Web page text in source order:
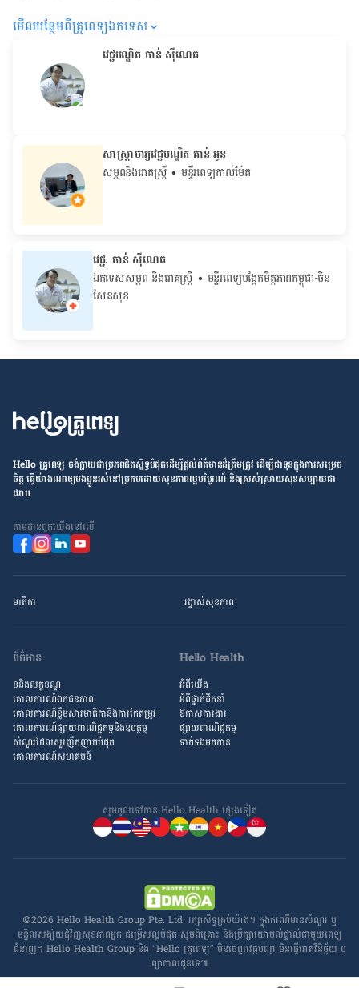
មើល​បន្ថែម​ពី​គ្រូពេទ្យ​ឯកទេស
វេជ្ជបណ្ឌិត ចាន់ ស៊ីណេត
សាស្ត្រាចារ្យវេជ្ជបណ្ឌិត គាន់ អូន
សម្ភពនិងរោគស្រ្តី • មន្ទីរពេទ្យកាល់ម៉ែត
វេជ្ជ. ចាន់ ស៊ីណេត
ឯកទេសសម្ភព និងរោគស្ត្រី • ម​ន្ទីរពេទ្យបង្អែកមិត្តភាពកម្ពុជា-ចិន
សែនសុខ
Hello គ្រូពេទ្យ ​ចង់​ក្លាយ​ជា​ប្រភព​ជិតស្និទ្ធបំផុតដើម្បី​ផ្ដល់​ព័ត៌មាន​ដ៏​ត្រឹមត្រូវ​ ដើម្បី​ជា​ទុន​ក្នុង​ការ​សម្រេច​
ចិត្ត ធ្វើ​យ៉ាង​ណា​ឲ្យ​បងប្អូន​រស់នៅ​ប្រកប​ដោយ​សុខភាព​ល្អ​បរិបូរណ៍ និង​ស្រស់ស្រាយ​សុខសប្បាយ​ជា​
ដរាប
តាម​ដាន​ពួក​យើង​នៅ​លើ
មាតិកា រង្វាស់​សុខភាព
ព័ត៌មាន
ខនិងលក្ខខណ្ឌ
គោលការណ៍ឯកជនភាព
គោលការណ៍​ខ្លឹម​សារ​មាតិកា​និង​ការ​កែតម្រូវ
គោលការណ៍ផ្សាយពាណិជ្ជកម្មនិងឧបត្ថម្ភ
សំណួរ​ដែល​សួរ​ញឹកញាប់​បំផុត
គោលការណ៍​សហគមន៍
Hello Health
អំពីយើង
អំពី​ថ្នាក់ដឹកនាំ
ឱកាស​ការងារ
ផ្សាយពាណិជ្ជកម្ម
ទាក់ទងមកកាន់
សូមចូល​ទៅកាន់ Hello Health ផ្សេង​ទៀត
©2026 Hello Health Group Pte. Ltd. រក្សាសិទ្ធ​គ្រប់យ៉ាង។ ក្នុង​ករណី​មាន​សំណួរ ឬ​
មន្ទិលសង្ស័យ​ជុំវិញ​សុខភាព​អ្នក ជម្រើស​ល្អ​បំផុត សូម​ពិគ្រោះ និង​ប្រឹក្សា​យោបល់​ផ្ទាល់​ជាមួយ​ពេទ្យ​
ជំនាញ។ Hello Health Group និង “Hello គ្រូពេទ្យ” មិន​ចេញ​វេជ្ជបញ្ជា មិន​ធ្វើ​រោគវិនិច្ឆ័យ ឬ​
ព្យាបាល​ជូន​ទេ៕